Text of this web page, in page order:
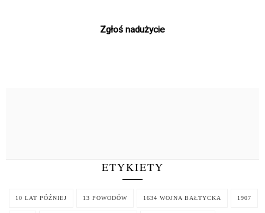
Zgłoś nadużycie
ETYKIETY
10 LAT PÓŹNIEJ 13 POWODÓW 1634 WOJNA BAŁTYCKA 1907